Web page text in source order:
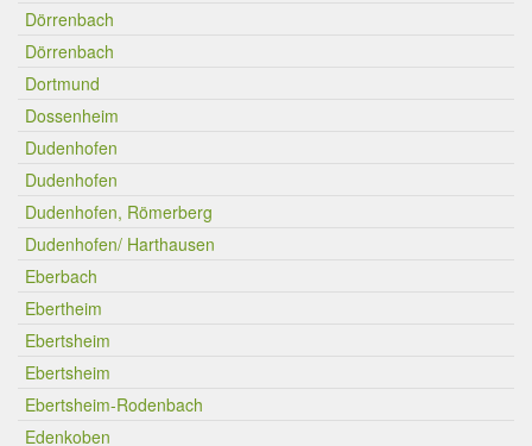
Dörrenbach
Dörrenbach
Dortmund
Dossenheim
Dudenhofen
Dudenhofen
Dudenhofen, Römerberg
Dudenhofen/ Harthausen
Eberbach
Ebertheim
Ebertsheim
Ebertsheim
Ebertsheim-Rodenbach
Edenkoben